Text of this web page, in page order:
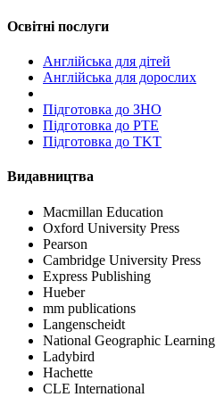
Освітні послуги
Англійська для дітей
Англійська для дорослих
Пiдготовка до ЗНО
Підготовка до PTE
Підготовка до TKT
Видавництва
Macmillan Education
Oxford University Press
Pearson
Cambridge University Press
Express Publishing
Hueber
mm publications
Langenscheidt
National Geographic Learning
Ladybird
Hachette
CLE International